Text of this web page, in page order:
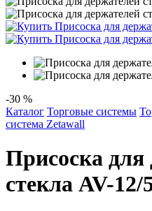
-30 %
Каталог Торговые системы
система Zetawall
Присоска для
стекла AV-12/